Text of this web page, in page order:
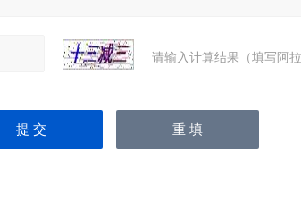
请输入计算结果（填写阿